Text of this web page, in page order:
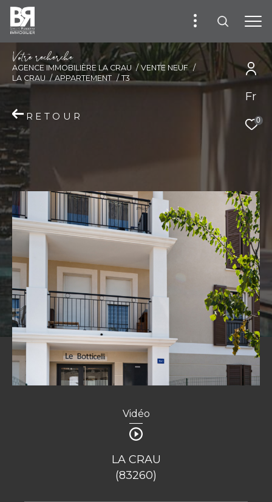
Fr
0
Votre recherche
AGENCE IMMOBILIÈRE LA CRAU
VENTE NEUF
LA CRAU
APPARTEMENT T3
RETOUR
Vidéo
LA CRAU
(83260)